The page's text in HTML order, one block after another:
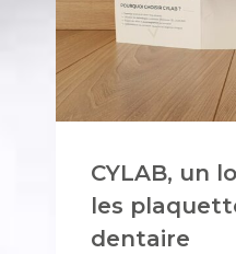
CYLAB, un
les
dentaire